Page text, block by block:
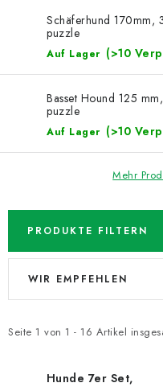
TIPY NA TVOŘENÍ
Kontaktieren Sie
Geschäftsbewertung
Datenschutzerklärung
Schäferhund 170mm,
puzzle
Auf Lager (>10
Basset Hound 125
puzzle
Auf Lager (>10
Mehr
PRODUKTE FILTERN
L
t
Seite 1 von 1 - 16 Artikel
P
d
WIR EMPFEHLEN
Hunde 7er Set,